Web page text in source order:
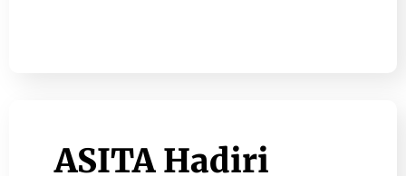
ASITA Hadiri